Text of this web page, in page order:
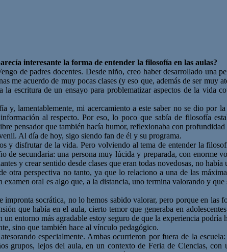
interesante la forma de entender la filosofía en las aulas?
de padres docentes. Desde niño, creo haber desarrollado una
me acuerdo de muy pocas clases (y eso que, además de ser
escritura de un ensayo para problematizar aspectos de la vida
y, lamentablemente, mi acercamiento a este saber no se dio
al respecto. Por eso, lo poco que sabía de filosofía
pensador que también hacía humor, reflexionaba con
Al día de hoy, sigo siendo fan de él y su programa.
y disfrutar de la vida. Pero volviendo al tema de entender la
de secundaria: una persona muy lúcida y preparada, con enorme
y crear sentido desde clases que eran todas novedosas, no había
otra perspectiva no tanto, ya que lo relaciono a una de las
examen oral es algo que, a la distancia, uno termina valorando y
impronta socrática, no lo hemos sabido valorar, pero porque en
que había en el aula, cierto temor que generaba en
entorno más agradable estoy seguro de que la experiencia
sino que también hace al vínculo pedagógico.
especialmente. Ambas ocurrieron por fuera de la
grupos, lejos del aula, en un contexto de Feria de Ciencias,